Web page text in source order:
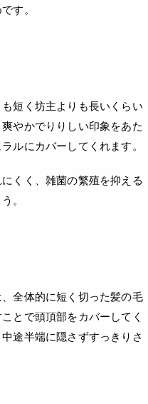
す。
短く坊主よりも長いくらい
やかでりりしい印象をあた
ルにカバーしてくれます。
くく、雑菌の繁殖を抑える
。
全体的に短く切った髪の毛
とで頭頂部をカバーしてく
途半端に隠さずすっきりさ